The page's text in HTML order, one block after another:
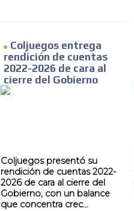
Coljuegos entrega
rendición de cuentas
2022-2026 de cara al
cierre del Gobierno
Coljuegos presentó su
rendición de cuentas 2022-
2026 de cara al cierre del
Gobierno, con un balance
que concentra crec...